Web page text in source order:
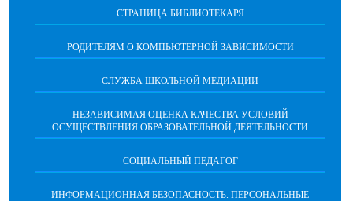
СТРАНИЦА БИБЛИОТЕКАРЯ
РОДИТЕЛЯМ О КОМПЬЮТЕРНОЙ ЗАВИСИМОСТИ
СЛУЖБА ШКОЛЬНОЙ МЕДИАЦИИ
НЕЗАВИСИМАЯ ОЦЕНКА КАЧЕСТВА УСЛОВИЙ
ОСУЩЕСТВЛЕНИЯ ОБРАЗОВАТЕЛЬНОЙ ДЕЯТЕЛЬНОСТИ
СОЦИАЛЬНЫЙ ПЕДАГОГ
ИНФОРМАЦИОННАЯ БЕЗОПАСНОСТЬ. ПЕРСОНАЛЬНЫЕ